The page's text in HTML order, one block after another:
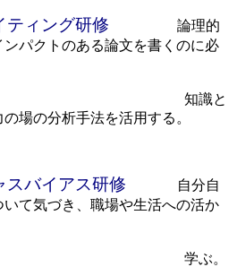
ィング研修
論理的
パクトのある論文を書くのに必
知識と
場の分析手法を活用する。
バイアス研修
自分自
て気づき、職場や生活への活か
学ぶ。